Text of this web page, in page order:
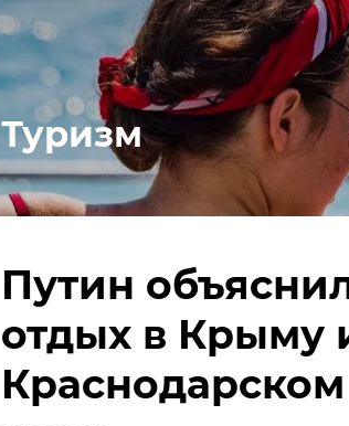
Туризм
Путин
отдых в Крыму